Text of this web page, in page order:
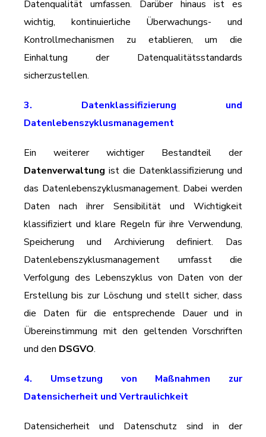
Datenqualität umfassen. Darüber hinaus ist es
wichtig, kontinuierliche Überwachungs- und
Kontrollmechanismen zu etablieren, um die
Einhaltung der Datenqualitätsstandards
sicherzustellen.
3. Datenklassifizierung und
Datenlebenszyklusmanagement
Ein weiterer wichtiger Bestandteil der
Datenverwaltung ist die Datenklassifizierung und
das Datenlebenszyklusmanagement. Dabei werden
Daten nach ihrer Sensibilität und Wichtigkeit
klassifiziert und klare Regeln für ihre Verwendung,
Speicherung und Archivierung definiert. Das
Datenlebenszyklusmanagement umfasst die
Verfolgung des Lebenszyklus von Daten von der
Erstellung bis zur Löschung und stellt sicher, dass
die Daten für die entsprechende Dauer und in
Übereinstimmung mit den geltenden Vorschriften
und den DSGVO.
4. Umsetzung von Maßnahmen zur
Datensicherheit und Vertraulichkeit
Datensicherheit und Datenschutz sind in der